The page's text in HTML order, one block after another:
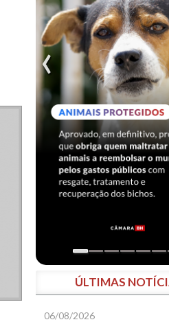
ÚLTIMAS
06/08/2026